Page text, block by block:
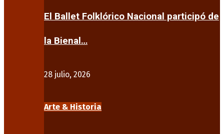
El Ballet Folklórico Nacional participó de
la Bienal…
28 julio, 2026
Arte & Historia